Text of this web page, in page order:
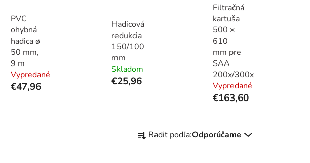
PVC
ohybná
hadica ø
50 mm,
9 m
Vypredané
€47,96
Hadicová
redukcia
150/100
mm
Skladom
€25,96
Filtračná
kartuša
500 ×
610
mm pre
SAA
200x/300x
Vypredané
€163,60
a Radiť podľa:Odporúčame